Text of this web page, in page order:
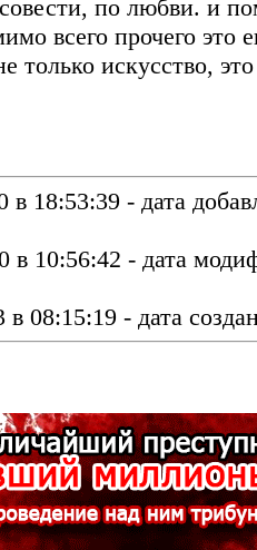
по любви. и
всего прочего это
только искусство,
в 18:53:39 - дата
в 10:56:42 - дата
в 08:15:19 - дата